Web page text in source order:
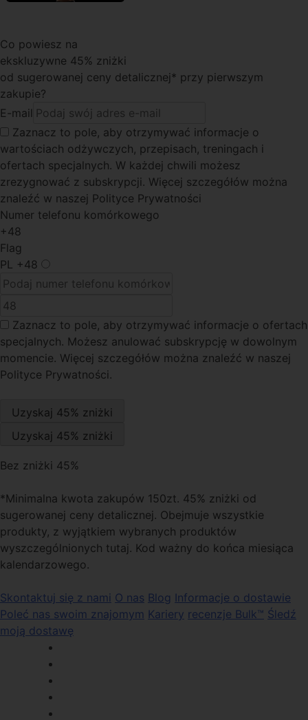
Co powiesz na
ekskluzywne 45% zniżki
od sugerowanej ceny detalicznej* przy pierwszym
zakupie?
E-mail
Zaznacz to pole, aby otrzymywać informacje o
wartościach odżywczych, przepisach, treningach i
ofertach specjalnych. W każdej chwili możesz
zrezygnować z subskrypcji. Więcej szczegółów można
znaleźć w naszej Polityce Prywatności
Numer telefonu komórkowego
+48
Flag
PL +48
Zaznacz to pole, aby otrzymywać informacje o ofertach
specjalnych. Możesz anulować subskrypcję w dowolnym
momencie. Więcej szczegółów można znaleźć w naszej
Polityce Prywatności.
Bez zniżki 45%
*Minimalna kwota zakupów 150zt. 45% zniżki od
sugerowanej ceny detalicznej. Obejmuje wszystkie
produkty, z wyjątkiem wybranych produktów
wyszczególnionych tutaj. Kod ważny do końca miesiąca
kalendarzowego.
Skontaktuj się z nami O nas Blog Informacje o dostawie
Poleć nas swoim znajomym Kariery recenzje Bulk™ Śledź
moją dostawę